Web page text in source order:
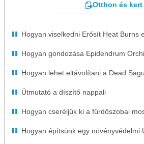
Otthon és kert
Hogyan viselkedni Erősít Heat Burns
Hogyan gondozása Epidendrum
Hogyan lehet eltávolítani a Dead
Útmutató a díszítő nappali
Hogyan építsünk egy növényvédelmi